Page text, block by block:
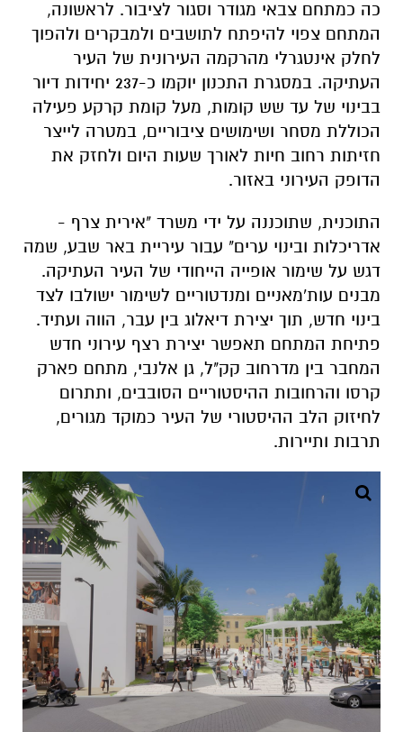
כה כמתחם צבאי מגודר וסגור לציבור. לראשונה,
המתחם צפוי להיפתח לתושבים ולמבקרים ולהפוך
לחלק אינטגרלי מהרקמה העירונית של העיר
העתיקה. במסגרת התכנון יוקמו כ-237 יחידות דיור
בבינוי של עד שש קומות, מעל קומת קרקע פעילה
הכוללת מסחר ושימושים ציבוריים, במטרה לייצר
חזיתות רחוב חיות לאורך שעות היום ולחזק את
הדופק העירוני באזור.
התוכנית, שתוכננה על ידי משרד "אירית צרף -
אדריכלות ובינוי ערים" עבור עיריית באר שבע, שמה
דגש על שימור אופייה הייחודי של העיר העתיקה.
מבנים עות'מאניים ומנדטוריים לשימור ישולבו לצד
בינוי חדש, תוך יצירת דיאלוג בין עבר, הווה ועתיד.
פתיחת המתחם תאפשר יצירת רצף עירוני חדש
המחבר בין מדרחוב קק"ל, גן אלנבי, מתחם פארק
קרסו והרחובות ההיסטוריים הסובבים, ותתרום
לחיזוק הלב ההיסטורי של העיר כמוקד מגורים,
תרבות ותיירות.